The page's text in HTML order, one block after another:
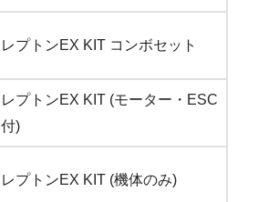
レプトンEX KIT コンボセット
レプトンEX KIT (モーター・ESC
付)
レプトンEX KIT (機体のみ)